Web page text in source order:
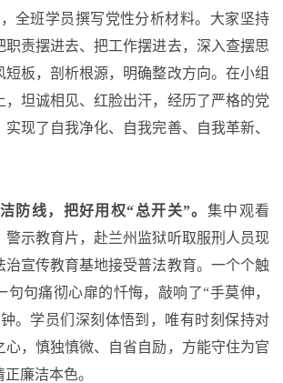
全班学员撰写党性分析材料。大家坚持
职责摆进去、把工作摆进去，深入查摆思
短板，剖析根源，明确整改方向。在小组
，坦诚相见、红脸出汗，经历了严格的党
现了自我净化、自我完善、自我革新、
防线，把好用权“总开关”。 集中观看
警示教育片，赴兰州监狱听取服刑人员现
治宣传教育基地接受普法教育。一个个触
句句痛彻心扉的忏悔，敲响了“手莫伸，
。学员们深刻体悟到，唯有时刻保持对
心，慎独慎微、自省自励，方能守住为官
廉洁本色。